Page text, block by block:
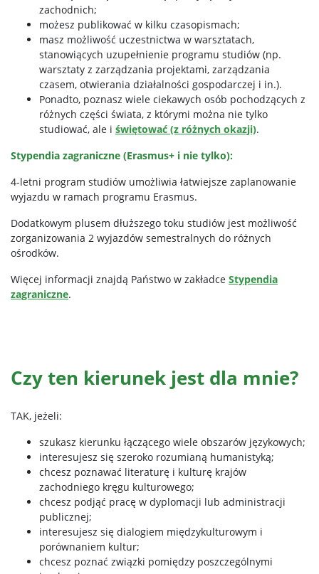
zachodnich;
możesz publikować w kilku czasopismach;
masz możliwość uczestnictwa w warsztatach,
stanowiących uzupełnienie programu studiów (np.
warsztaty z zarządzania projektami, zarządzania
czasem, otwierania działalności gospodarczej i in.).
Ponadto, poznasz wiele ciekawych osób pochodzących z
różnych części świata, z którymi można nie tylko
studiować, ale i świętować (z różnych okazji).
Stypendia zagraniczne (Erasmus+ i nie tylko):
4-letni program studiów umożliwia łatwiejsze zaplanowanie
wyjazdu w ramach programu Erasmus.
Dodatkowym plusem dłuższego toku studiów jest możliwość
zorganizowania 2 wyjazdów semestralnych do różnych
ośrodków.
Więcej informacji znajdą Państwo w zakładce Stypendia
zagraniczne.
Czy ten kierunek jest dla mnie?
TAK, jeżeli:
szukasz kierunku łączącego wiele obszarów językowych;
interesujesz się szeroko rozumianą humanistyką;
chcesz poznawać literaturę i kulturę krajów
zachodniego kręgu kulturowego;
chcesz podjąć pracę w dyplomacji lub administracji
publicznej;
interesujesz się dialogiem międzykulturowym i
porównaniem kultur;
chcesz poznać związki pomiędzy poszczególnymi